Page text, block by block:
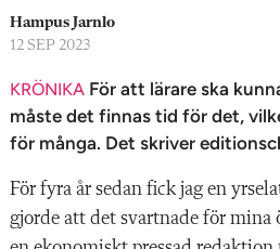
Hampus Jarnlo
12 SEP 2023
KRÖNIKA För att lärare ska
måste det finnas tid för det,
för många. Det skriver
För fyra år sedan fick jag en
gjorde att det svartnade för mina